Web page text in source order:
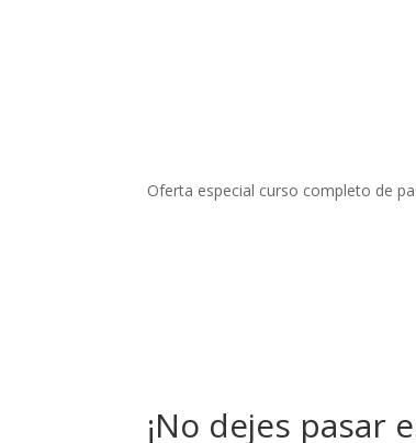
Oferta especial curso completo de
¡No dejes pasar